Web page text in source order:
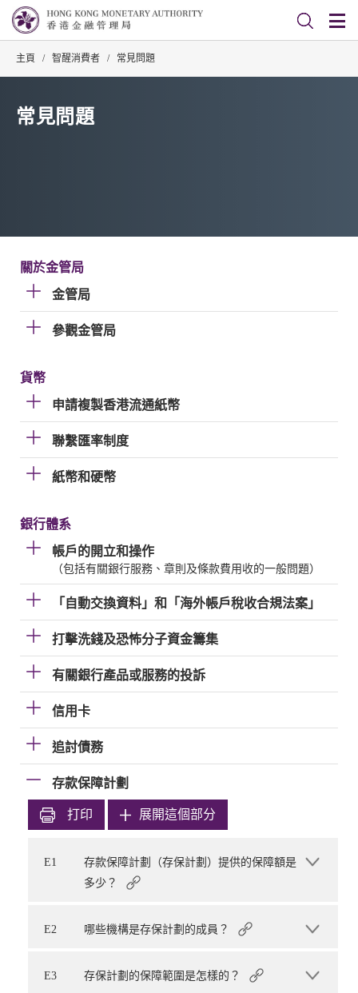
主頁 / 智醒消費者 / 常見問題
常見問題
關於金管局
金管局
參觀金管局
貨幣
申請複製香港流通紙幣
聯繫匯率制度
紙幣和硬幣
銀行體系
帳戶的開立和操作
（包括有關銀行服務、章則及條款費用收的一般問題）
「自動交換資料」和「海外帳戶稅收合規法案」
打擊洗錢及恐怖分子資金籌集
有關銀行產品或服務的投訴
信用卡
追討債務
存款保障計劃
打印 展開這個部分
E1
存款保障計劃（存保計劃）提供的保障額是
多少？
E2 哪些機構是存保計劃的成員？
E3 存保計劃的保障範圍是怎樣的？